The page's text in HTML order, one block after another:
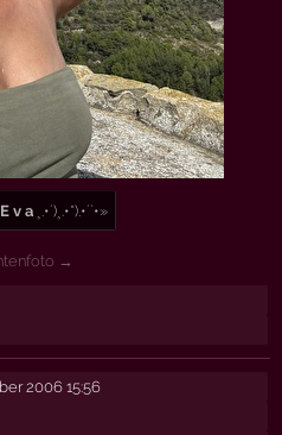
E v a ¸.•´)¸.•*).•´`•»
→
2006 15:56